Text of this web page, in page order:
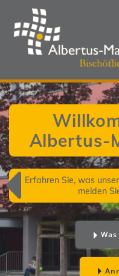
Albertus-
Erfahren Sie, was
melden
Was